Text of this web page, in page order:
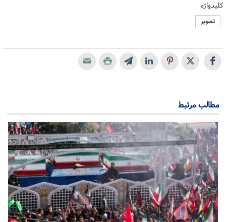
کلیدواژه
تصویر
مطالب مرتبط